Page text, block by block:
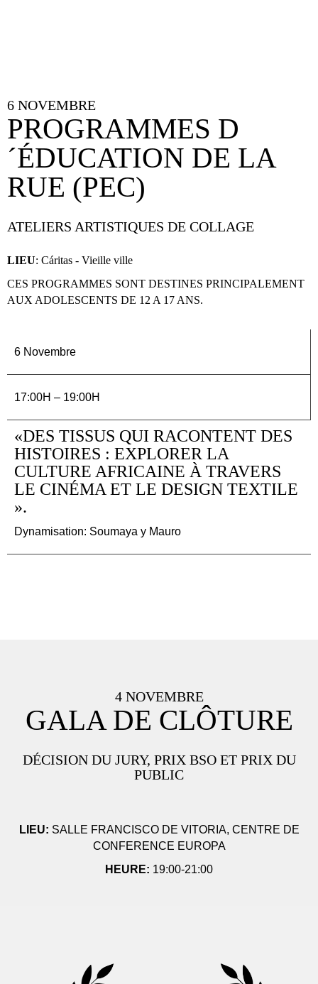
6 NOVEMBRE
PROGRAMMES D
´ÉDUCATION DE LA
RUE (PEC)
ATELIERS ARTISTIQUES DE COLLAGE
LIEU: Cáritas - Vieille ville
CES PROGRAMMES SONT DESTINES PRINCIPALEMENT
AUX ADOLESCENTS DE 12 A 17 ANS.
6 Novembre
17:00H – 19:00H
«DES TISSUS QUI RACONTENT DES
HISTOIRES : EXPLORER LA
CULTURE AFRICAINE À TRAVERS
LE CINÉMA ET LE DESIGN TEXTILE
».
Dynamisation: Soumaya y Mauro
4 NOVEMBRE
GALA DE CLÔTURE
DÉCISION DU JURY, PRIX BSO ET PRIX DU
PUBLIC
LIEU: SALLE FRANCISCO DE VITORIA, CENTRE DE
CONFERENCE EUROPA
HEURE: 19:00-21:00